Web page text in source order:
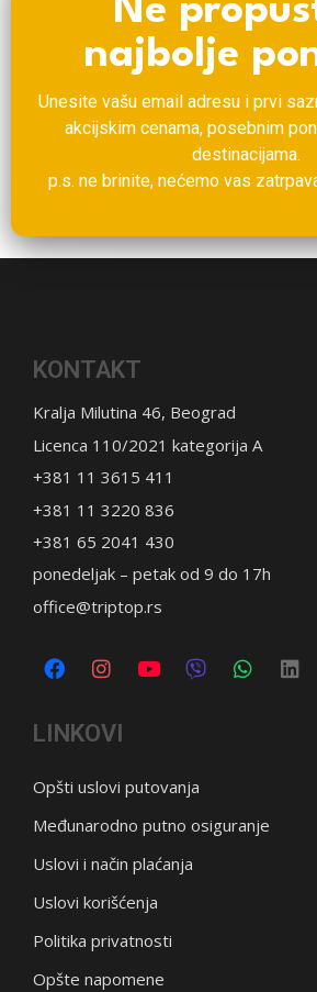
Ne
najbolje
Unesite vašu email adresu i prvi
akcijskim cenama, posebnim
destinacijama.
p.s. ne brinite, nećemo vas
KONTAKT
Kralja Milutina 46, Beograd
Licenca 110/2021 kategorija A
+381 11 3615 411
+381 11 3220 836
+381 65 2041 430
ponedeljak – petak od 9 do 17h
office@triptop.rs
LINKOVI
Opšti uslovi putovanja
Međunarodno putno osiguranje
Uslovi i način plaćanja
Uslovi korišćenja
Politika privatnosti
Opšte napomene